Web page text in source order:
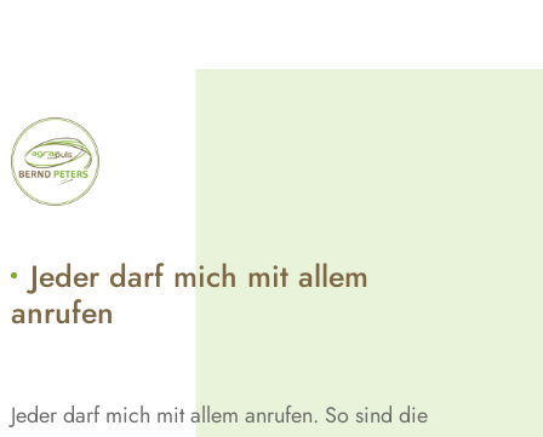
Jeder darf mich mit allem
anrufen
Jeder darf mich mit allem anrufen. So sind die